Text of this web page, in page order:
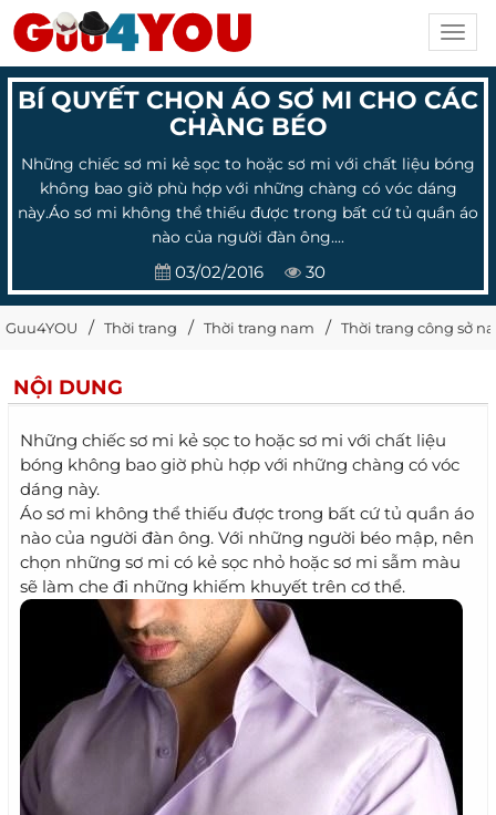
BÍ QUYẾT CHỌN ÁO SƠ MI CHO CÁC
CHÀNG BÉO
Những chiếc sơ mi kẻ sọc to hoặc sơ mi với chất liệu bóng
không bao giờ phù hợp với những chàng có vóc dáng
này.Áo sơ mi không thể thiếu được trong bất cứ tủ quần áo
nào của người đàn ông....
03/02/2016 30
Guu4YOU Thời trang Thời trang nam Thời trang công sở
NỘI DUNG
Những chiếc sơ mi kẻ sọc to hoặc sơ mi với chất liệu
bóng không bao giờ phù hợp với những chàng có vóc
dáng này.
Áo sơ mi không thể thiếu được trong bất cứ tủ quần áo
nào của người đàn ông. Với những người béo mập, nên
chọn những sơ mi có kẻ sọc nhỏ hoặc sơ mi sẫm màu
sẽ làm che đi những khiếm khuyết trên cơ thể.